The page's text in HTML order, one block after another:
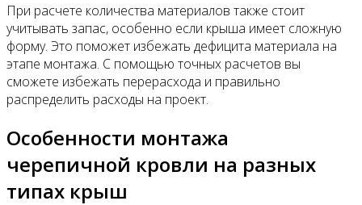
При расчете количества материалов также стоит
учитывать запас, особенно если крыша имеет сложную
форму. Это поможет избежать дефицита материала на
этапе монтажа. С помощью точных расчетов вы
сможете избежать перерасхода и правильно
распределить расходы на проект.
Особенности монтажа
черепичной кровли на разных
типах крыш